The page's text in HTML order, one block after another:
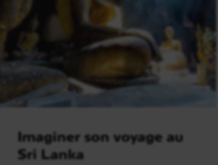
Imaginer son voyage au
Sri Lanka